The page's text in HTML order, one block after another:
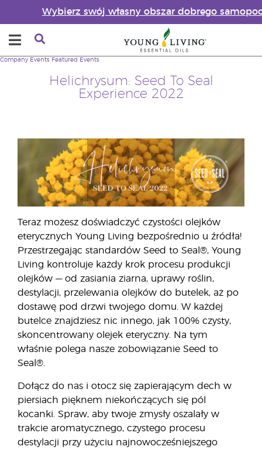
Wybierz swój własny obszar dobrego
Helichrysum: Seed To Seal
Experience 2022
Company Events Featured Events
Teraz możesz doświadczyć czystości olejków
eterycznych Young Living bezpośrednio u źródła!
Przestrzegając standardów Seed to Seal®, Young
Living kontroluje każdy krok procesu produkcji
olejków — od zasiania ziarna, uprawy roślin,
destylacji, przelewania olejków do butelek, aż po
dostawę pod drzwi twojego domu. W każdej
butelce znajdziesz nic innego, jak 100% czysty,
skoncentrowany olejek eteryczny. Na tym
właśnie polega nasze zobowiązanie Seed to
Seal®.
Dołącz do nas i otocz się zapierającym dech w
piersiach pięknem niekończących się pól
kocanki. Spraw, aby twoje zmysły oszalały w
trakcie aromatycznego, czystego procesu
destylacji przy użyciu najnowocześniejszego